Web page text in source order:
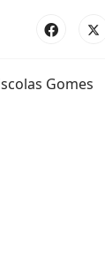
Gomes